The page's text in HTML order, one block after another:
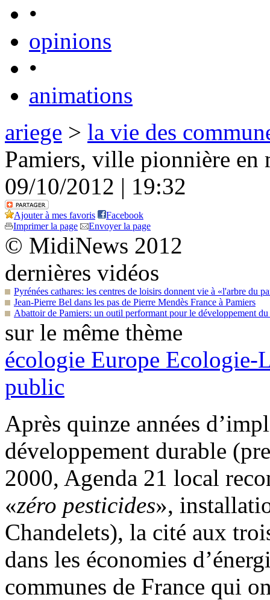
•
opinions
•
animations
ariege > la vie des
Pamiers, ville pionnière en
09/10/2012 | 19:32
Ajouter à mes favoris
Facebook
Imprimer la page
Envoyer la page
© MidiNews 2012
dernières vidéos
Pyrénées cathares: les centres de loisirs donnent vie à «l'arbre du
Jean-Pierre Bel dans les pas de Pierre Mendès France à Pamiers
Abattoir de Pamiers: un outil performant pour le développement
sur le même thème
écologie Europe Ecologie-
public
Après quinze années
développement durable
2000, Agenda 21 local
«zéro pesticides»,
Chandelets), la cité aux
dans les économies
communes de France qui